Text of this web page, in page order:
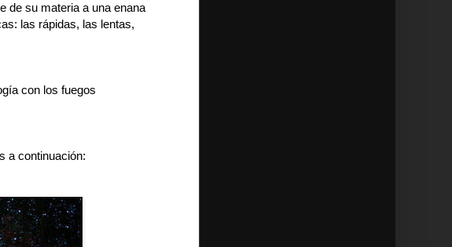
de su materia a una enana
las rápidas, las lentas,
con los fuegos
a continuación: